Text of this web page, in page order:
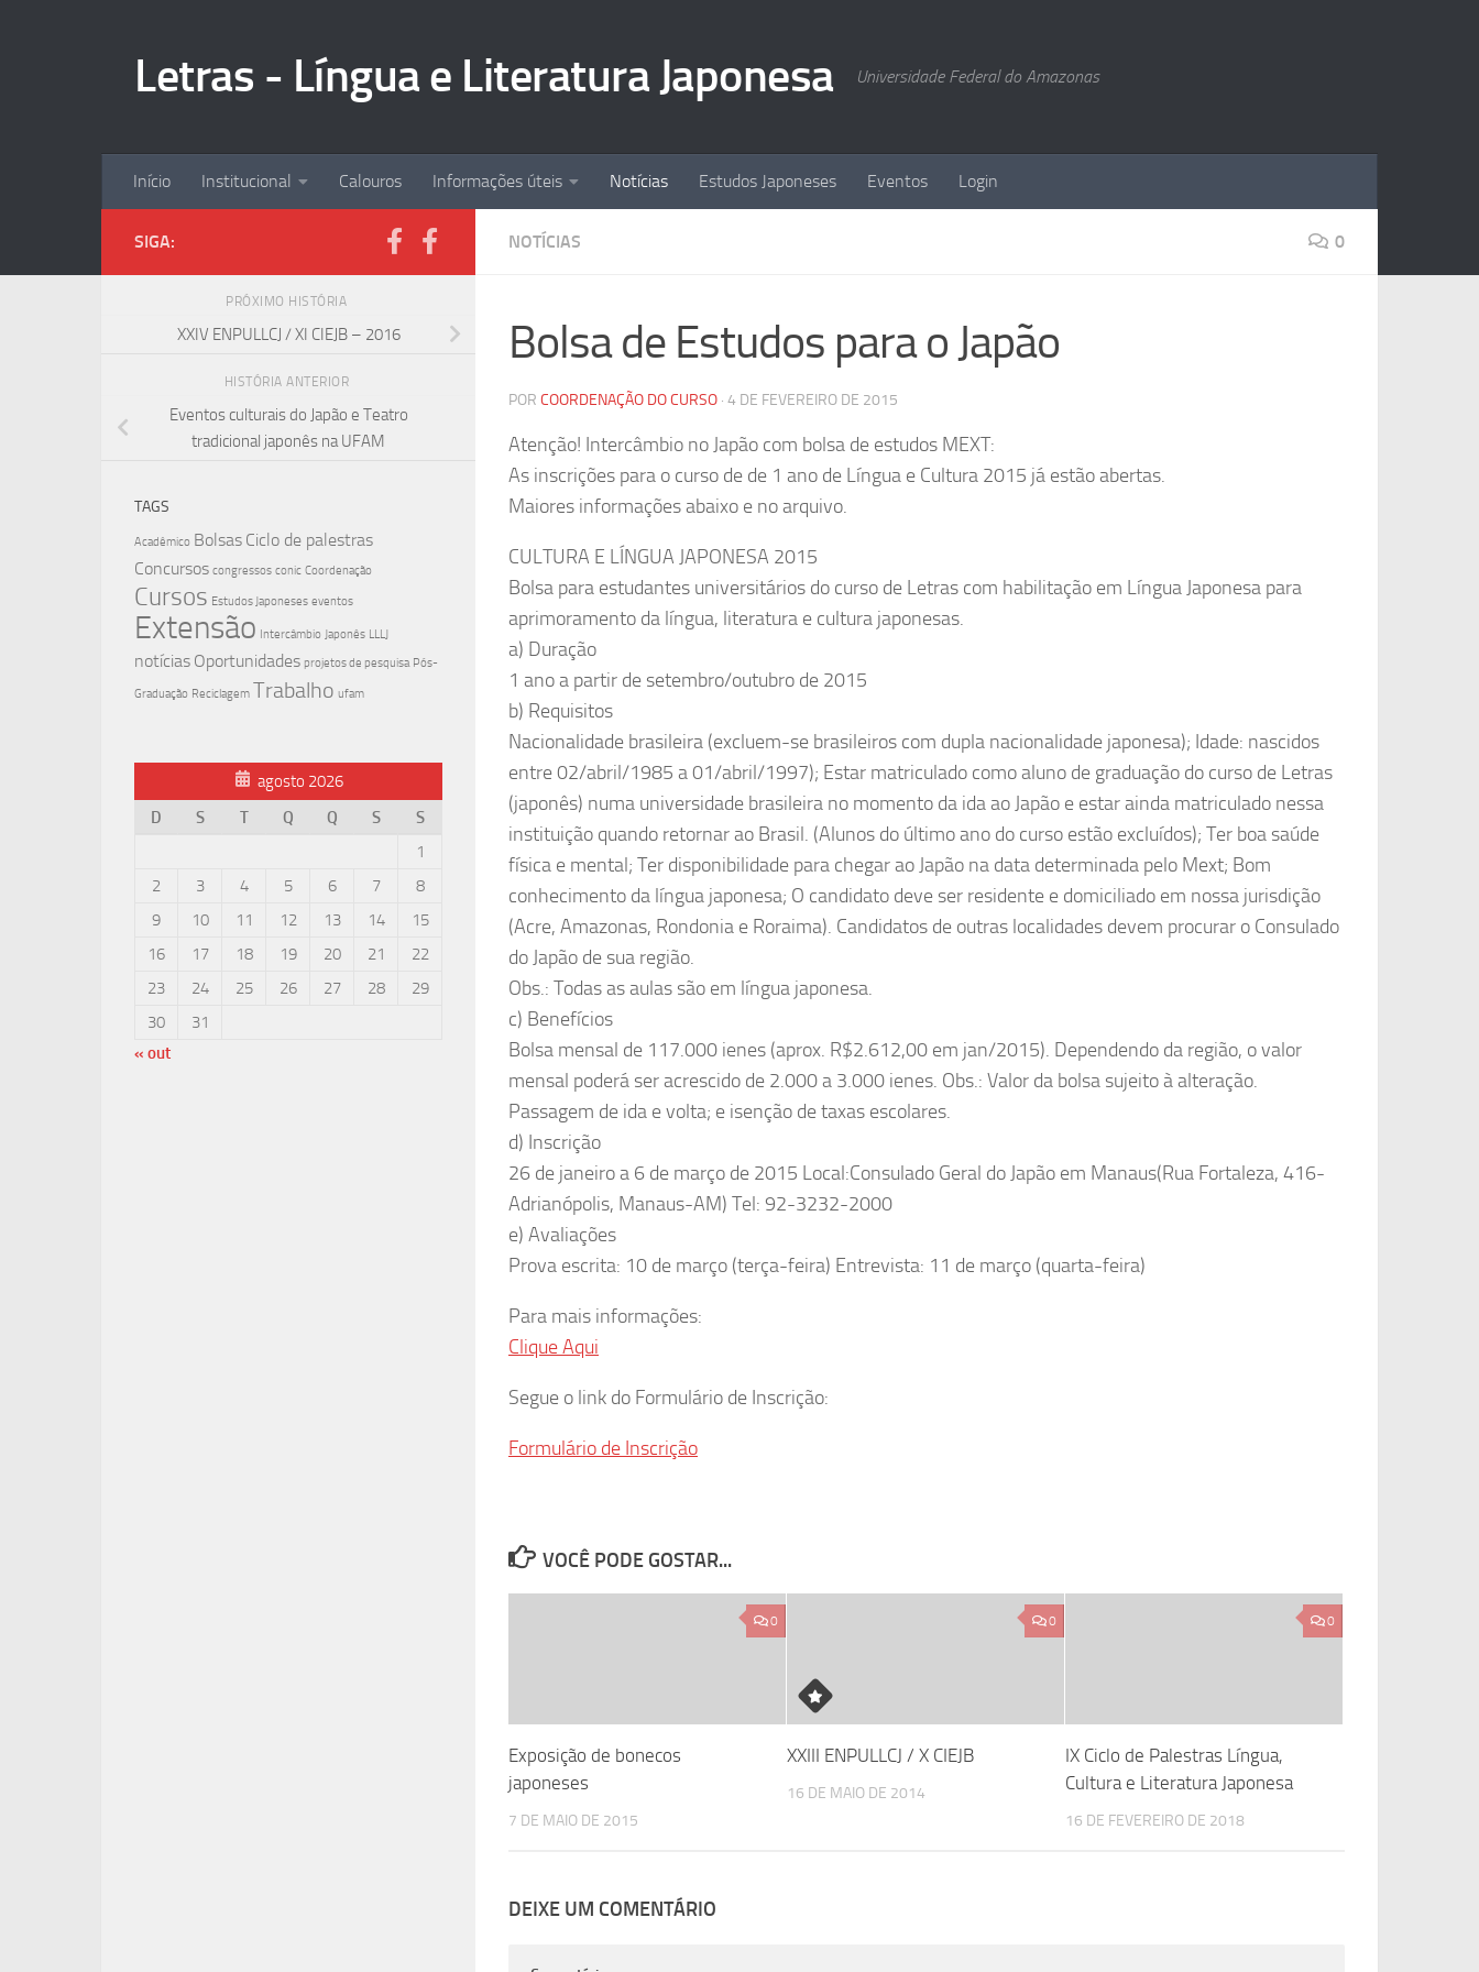
Letras - Língua e Literatura Japonesa Universidade Federal do Amazonas
Início Institucional Calouros Informações úteis Notícias Estudos Japoneses Eventos Login
NOTÍCIAS 0
Bolsa de Estudos para o Japão
POR COORDENAÇÃO DO CURSO · 4 DE FEVEREIRO DE 2015
Atenção! Intercâmbio no Japão com bolsa de estudos MEXT:
As inscrições para o curso de de 1 ano de Língua e Cultura 2015 já estão abertas.
Maiores informações abaixo e no arquivo.
CULTURA E LÍNGUA JAPONESA 2015
Bolsa para estudantes universitários do curso de Letras com habilitação em Língua Japonesa para
aprimoramento da língua, literatura e cultura japonesas.
a) Duração
1 ano a partir de setembro/outubro de 2015
b) Requisitos
Nacionalidade brasileira (excluem-se brasileiros com dupla nacionalidade japonesa); Idade: nascidos
entre 02/abril/1985 a 01/abril/1997); Estar matriculado como aluno de graduação do curso de Letras
(japonês) numa universidade brasileira no momento da ida ao Japão e estar ainda matriculado nessa
instituição quando retornar ao Brasil. (Alunos do último ano do curso estão excluídos); Ter boa saúde
física e mental; Ter disponibilidade para chegar ao Japão na data determinada pelo Mext; Bom
conhecimento da língua japonesa; O candidato deve ser residente e domiciliado em nossa jurisdição
(Acre, Amazonas, Rondonia e Roraima). Candidatos de outras localidades devem procurar o Consulado
do Japão de sua região.
Obs.: Todas as aulas são em língua japonesa.
c) Benefícios
Bolsa mensal de 117.000 ienes (aprox. R$2.612,00 em jan/2015). Dependendo da região, o valor
mensal poderá ser acrescido de 2.000 a 3.000 ienes. Obs.: Valor da bolsa sujeito à alteração.
Passagem de ida e volta; e isenção de taxas escolares.
d) Inscrição
26 de janeiro a 6 de março de 2015 Local:Consulado Geral do Japão em Manaus(Rua Fortaleza, 416-
Adrianópolis, Manaus-AM) Tel: 92-3232-2000
e) Avaliações
Prova escrita: 10 de março (terça-feira) Entrevista: 11 de março (quarta-feira)
Para mais informações:
Clique Aqui
Segue o link do Formulário de Inscrição:
Formulário de Inscrição
VOCÊ PODE GOSTAR...
0
Exposição de bonecos
japoneses
7 DE MAIO DE 2015
0
XXIII ENPULLCJ / X CIEJB
16 DE MAIO DE 2014
0
IX Ciclo de Palestras Língua,
Cultura e Literatura Japonesa
16 DE FEVEREIRO DE 2018
DEIXE UM COMENTÁRIO
SIGA:
PRÓXIMO HISTÓRIA
XXIV ENPULLCJ / XI CIEJB – 2016
HISTÓRIA ANTERIOR
Eventos culturais do Japão e Teatro
tradicional japonês na UFAM
TAGS
Acadêmico Bolsas Ciclo de palestras
Concursos congressos conic Coordenação
Cursos Estudos Japoneses eventos
Extensão Intercâmbio Japonês LLLJ
notícias Oportunidades projetos de pesquisa Pós-
Graduação Reciclagem Trabalho ufam
agosto 2026
D
S T Q Q S
S
1
2
3 4 5 6 7
8
9
10 11 12 13 14
15
16
17 18 19 20 21
22
23
24 25 26 27 28
29
30
31
« out